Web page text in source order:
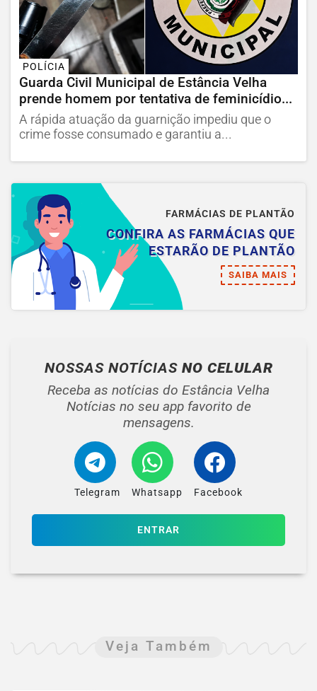
POLÍCIA
Guarda Civil Municipal de Estância Velha
prende homem por tentativa de feminicídio...
A rápida atuação da guarnição impediu que o
crime fosse consumado e garantiu a...
FARMÁCIAS DE PLANTÃO
CONFIRA AS FARMÁCIAS QUE
ESTARÃO DE PLANTÃO
SAIBA MAIS
NOSSAS NOTÍCIAS NO CELULAR
Receba as notícias do Estância Velha
Notícias no seu app favorito de
mensagens.
Telegram Whatsapp Facebook
ENTRAR
Veja Também